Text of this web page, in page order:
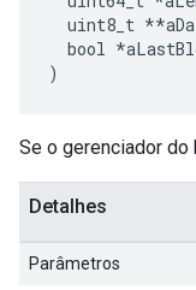
  uint8_t *
bool
)
Se o gerenciador
Detalhes
Parâmetros